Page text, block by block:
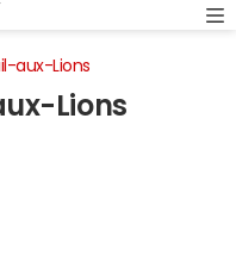
aux-Lions
Lions